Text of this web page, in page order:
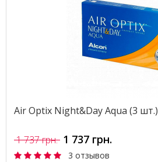
Air Optix Night&Day Aqua (3 шт.)
1 737 грн. 1 737 грн.
3 отзывов